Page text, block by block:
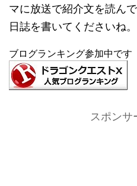
マに放送で紹介文を読ん
日誌を書いてくださいね。
ブログランキング参加中です
スポンサ